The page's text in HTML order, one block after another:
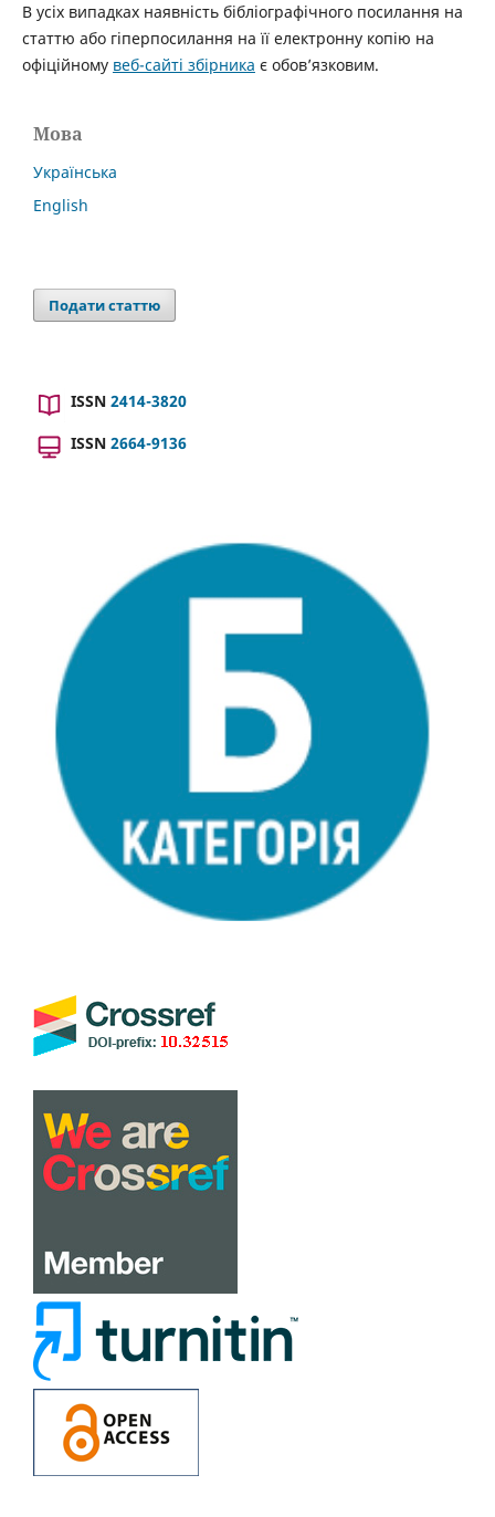
В усіх випадках наявність бібліографічного посилання на
статтю або гіперпосилання на її електронну копію на
офіційному веб-сайті збірника є обов’язковим.
Мова
Українська
English
Подати статтю
ISSN 2414-3820
ISSN 2664-9136